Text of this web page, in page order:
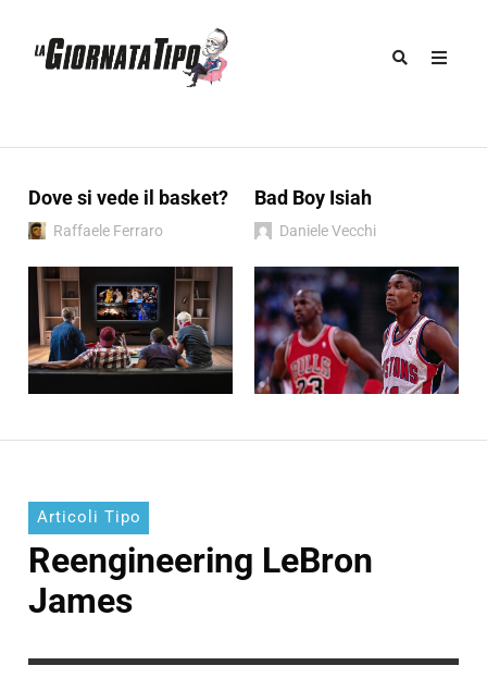
Dove si vede il basket?
Raffaele Ferraro
Bad Boy Isiah
Daniele Vecchi
Articoli Tipo
Reengineering LeBron
James